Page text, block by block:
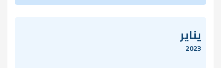
يناير
2023